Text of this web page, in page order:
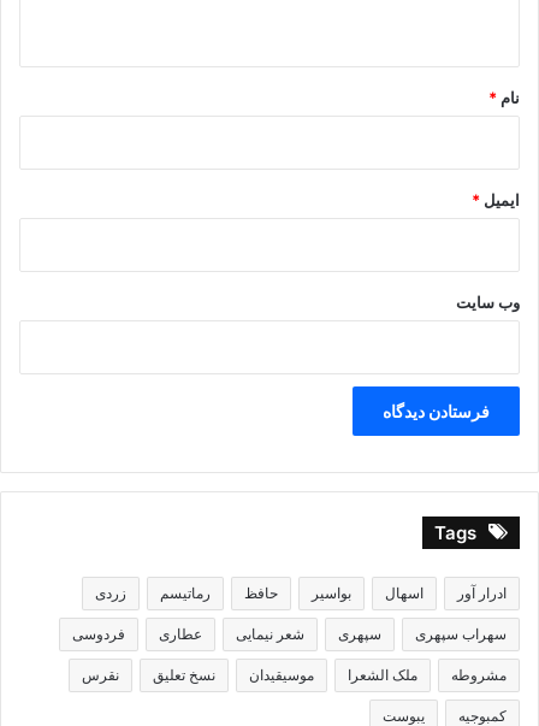
اوست بسیط و همه عالم بساط اوست محیط و همه عالم
.
نام *
ایمیل *
وب‌ سایت
Tags
ادرار آور اسهال بواسیر حافظ رماتیسم زردی
سهراب سپهری سپهری شعر نیمایی عطاری فردوسی
مشروطه ملک الشعرا موسیقیدان نسخ تعلیق نقرس
کمبوجیه یبوست